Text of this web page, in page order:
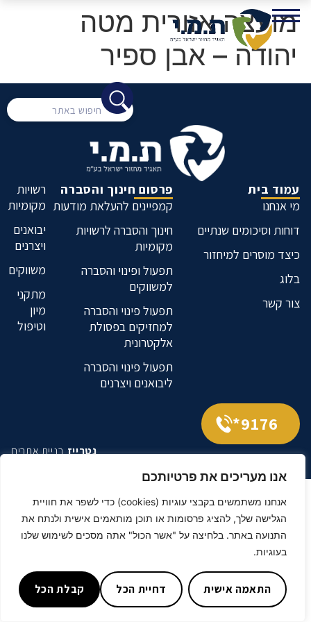
אנו מעריכים את פרטיותכם
אנחנו משתמשים בקבצי עוגיות (cookies) כדי לשפר את חוויית
הגלישה שלך, להציג פרסומות או תוכן מותאמים אישית ולנתח את
התנועה באתר. בלחיצה על "אשר הכול" אתה מסכים לשימוש שלנו
בעוגיות.
התאמה אישית דחיית הכל קבלת הכל
מועצה אזורית מטה
יהודה – אבן ספיר
עמוד בית
מי אנחנו
דוחות וסיכומים שנתיים
כיצד מוסרים למיחזור
בלוג
צור קשר
פרסום חינוך והסברה
קמפיינים להעלאת מודעות
חינוך והסברה לרשויות
מקומיות
תפעול ופינוי והסברה
למשווקים
תפעול פינוי והסברה
למחזיקים בפסולת
אלקטרונית
תפעול פינוי והסברה
ליבואנים ויצרנים
רשויות
מקומיות
יבואנים
ויצרנים
משווקים
מתקני
מיון
וטיפול
9176*
נטרייזבניית אתרים